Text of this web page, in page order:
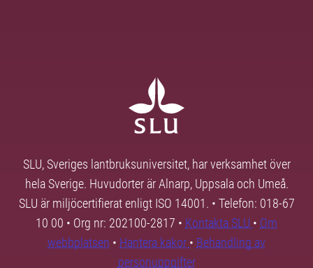
SLU, Sveriges lantbruksuniversitet, har verksamhet över
hela Sverige. Huvudorter är Alnarp, Uppsala och Umeå.
SLU är miljöcertifierat enligt ISO 14001. • Telefon: 018-67
10 00 • Org nr: 202100-2817 • Kontakta SLU • Om
webbplatsen • Hantera kakor • Behandling av
personuppgifter